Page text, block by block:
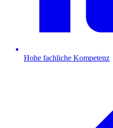
Hohe fachliche Kompetenz